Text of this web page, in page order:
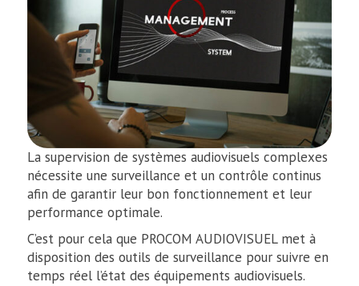
La supervision de systèmes audiovisuels complexes
nécessite une surveillance et un contrôle continus
afin de garantir leur bon fonctionnement et leur
performance optimale.
C’est pour cela que PROCOM AUDIOVISUEL met à
disposition des outils de surveillance pour suivre en
temps réel l’état des équipements audiovisuels.